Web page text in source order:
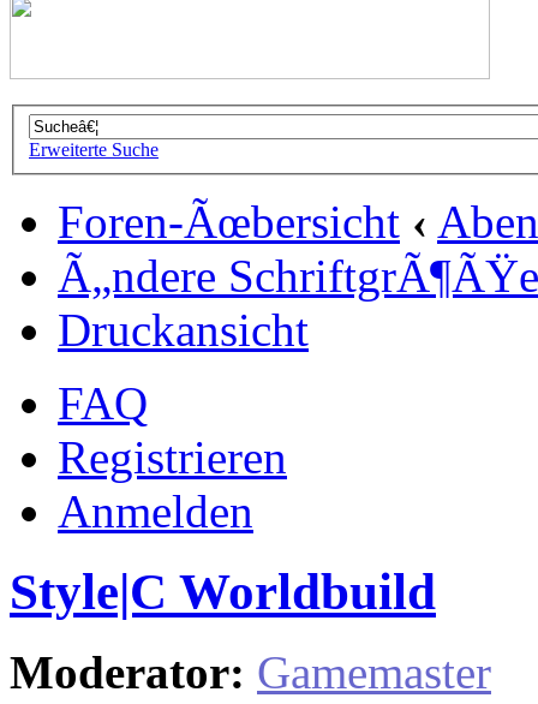
Erweiterte Suche
Foren-Ãœbersicht ‹
Ã„ndere SchriftgrÃ¶ÃŸe
Druckansicht
FAQ
Registrieren
Anmelden
Style|C Worldbuild
Moderator: Gamemaster